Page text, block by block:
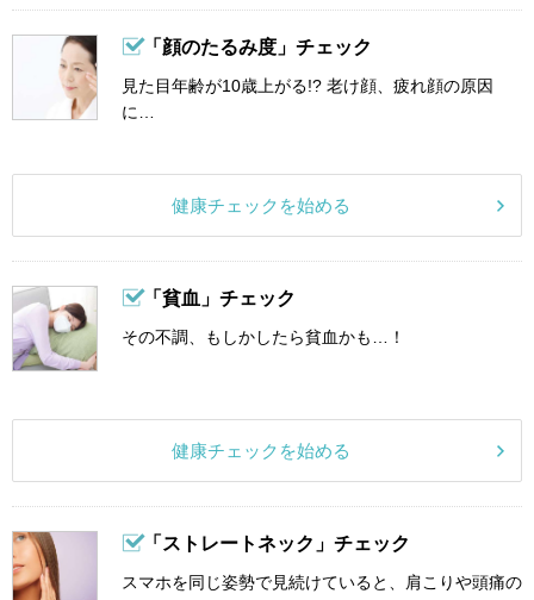
「顔のたるみ度」チェック
見た目年齢が10歳上がる!? 老け顔、疲れ顔の原因
に…
健康チェックを始める
「貧血」チェック
その不調、もしかしたら貧血かも…！
健康チェックを始める
「ストレートネック」チェック
スマホを同じ姿勢で見続けていると、肩こりや頭痛の